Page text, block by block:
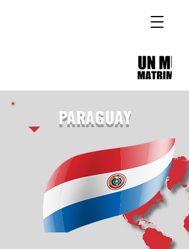
PARAGUAY